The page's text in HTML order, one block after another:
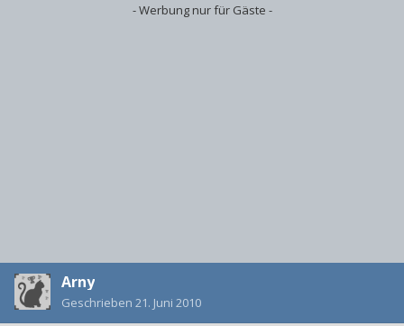
- Werbung nur für Gäste -
Arny
Geschrieben 21. Juni 2010